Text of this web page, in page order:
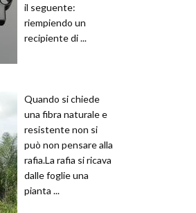
il seguente:
riempiendo un
recipiente di ...
Quando si chiede
una fibra naturale e
resistente non si
può non pensare alla
rafia.La rafia si ricava
dalle foglie una
pianta ...